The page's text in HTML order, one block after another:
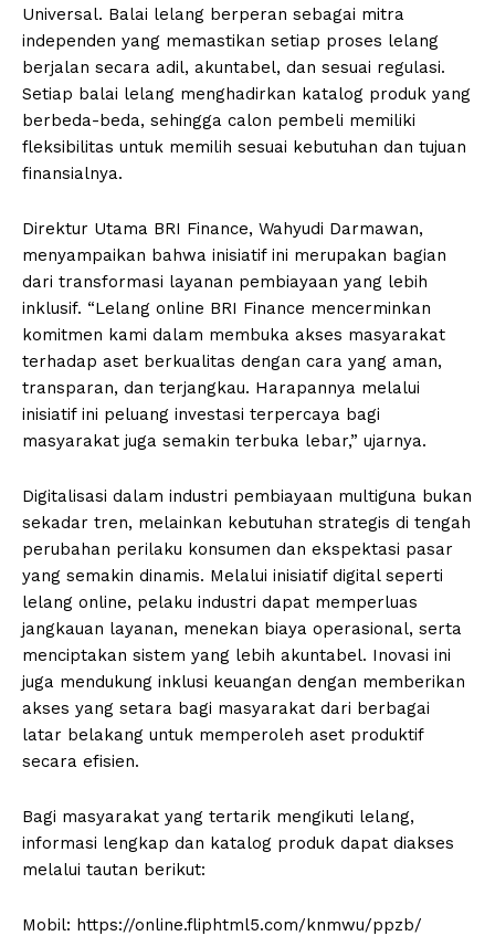
Universal. Balai lelang berperan sebagai mitra
independen yang memastikan setiap proses lelang
berjalan secara adil, akuntabel, dan sesuai regulasi.
Setiap balai lelang menghadirkan katalog produk yang
berbeda-beda, sehingga calon pembeli memiliki
fleksibilitas untuk memilih sesuai kebutuhan dan tujuan
finansialnya.
Direktur Utama BRI Finance, Wahyudi Darmawan,
menyampaikan bahwa inisiatif ini merupakan bagian
dari transformasi layanan pembiayaan yang lebih
inklusif. “Lelang online BRI Finance mencerminkan
komitmen kami dalam membuka akses masyarakat
terhadap aset berkualitas dengan cara yang aman,
transparan, dan terjangkau. Harapannya melalui
inisiatif ini peluang investasi terpercaya bagi
masyarakat juga semakin terbuka lebar,” ujarnya.
Digitalisasi dalam industri pembiayaan multiguna bukan
sekadar tren, melainkan kebutuhan strategis di tengah
perubahan perilaku konsumen dan ekspektasi pasar
yang semakin dinamis. Melalui inisiatif digital seperti
lelang online, pelaku industri dapat memperluas
jangkauan layanan, menekan biaya operasional, serta
menciptakan sistem yang lebih akuntabel. Inovasi ini
juga mendukung inklusi keuangan dengan memberikan
akses yang setara bagi masyarakat dari berbagai
latar belakang untuk memperoleh aset produktif
secara efisien.
Bagi masyarakat yang tertarik mengikuti lelang,
informasi lengkap dan katalog produk dapat diakses
melalui tautan berikut:
Mobil: https://online.fliphtml5.com/knmwu/ppzb/